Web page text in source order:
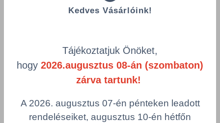
Termékek oldalanként
product-
grid.filter.title.mobile
Visszaállítás
Cikkszám
Kedves Vásárlóink!
Tájékoztatjuk Önöket,
hogy 2026.augusztus 08-án (szombaton)
zárva tartunk!
A 2026. augusztus 07-én pénteken leadott
rendeléseiket, augusztus 10-én hétfőn